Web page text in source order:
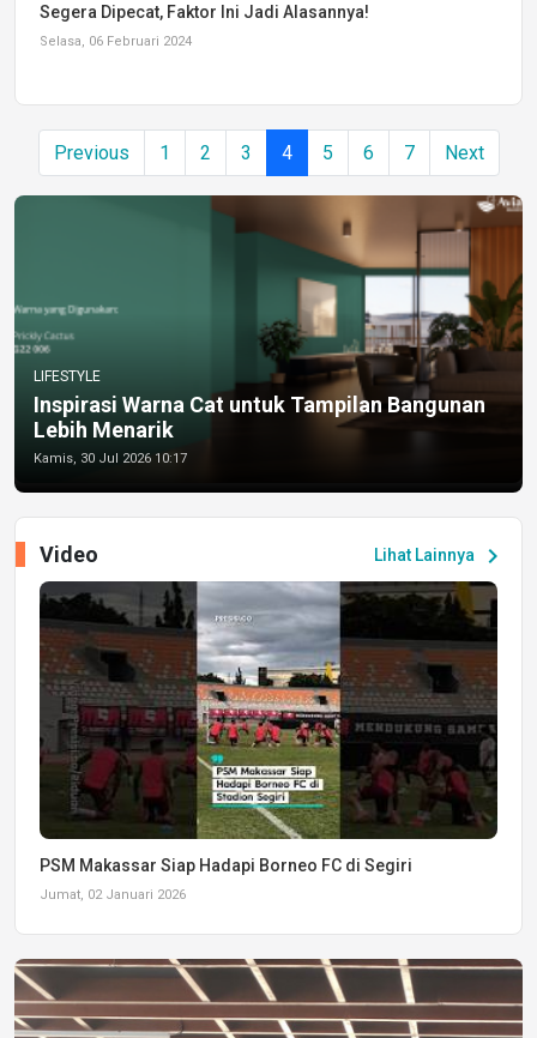
Segera Dipecat, Faktor Ini Jadi Alasannya!
Selasa, 06 Februari 2024
Previous 1 2 3 4 5 6 7 Next
LIFESTYLE
Inspirasi Warna Cat untuk Tampilan Bangunan
Lebih Menarik
Kamis, 30 Jul 2026 10:17
Lihat Lainnya chevron_right
Video
PSM Makassar Siap Hadapi Borneo FC di Segiri
Jumat, 02 Januari 2026